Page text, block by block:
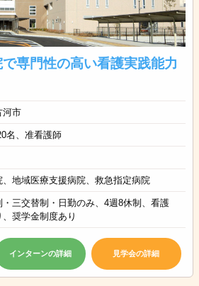
専門性の高い看護実践能力
河市
名、准看護師
、地域医療支援病院、救急指定病院
・三交替制・日勤のみ、4週8休制、看護
奨学金制度あり
インターンの詳細 見学会の詳細